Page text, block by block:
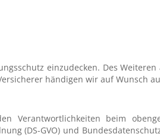
einzudecken. Des
händigen wir auf Wunsch
Verantwortlichkeiten beim
(DS-GVO) und